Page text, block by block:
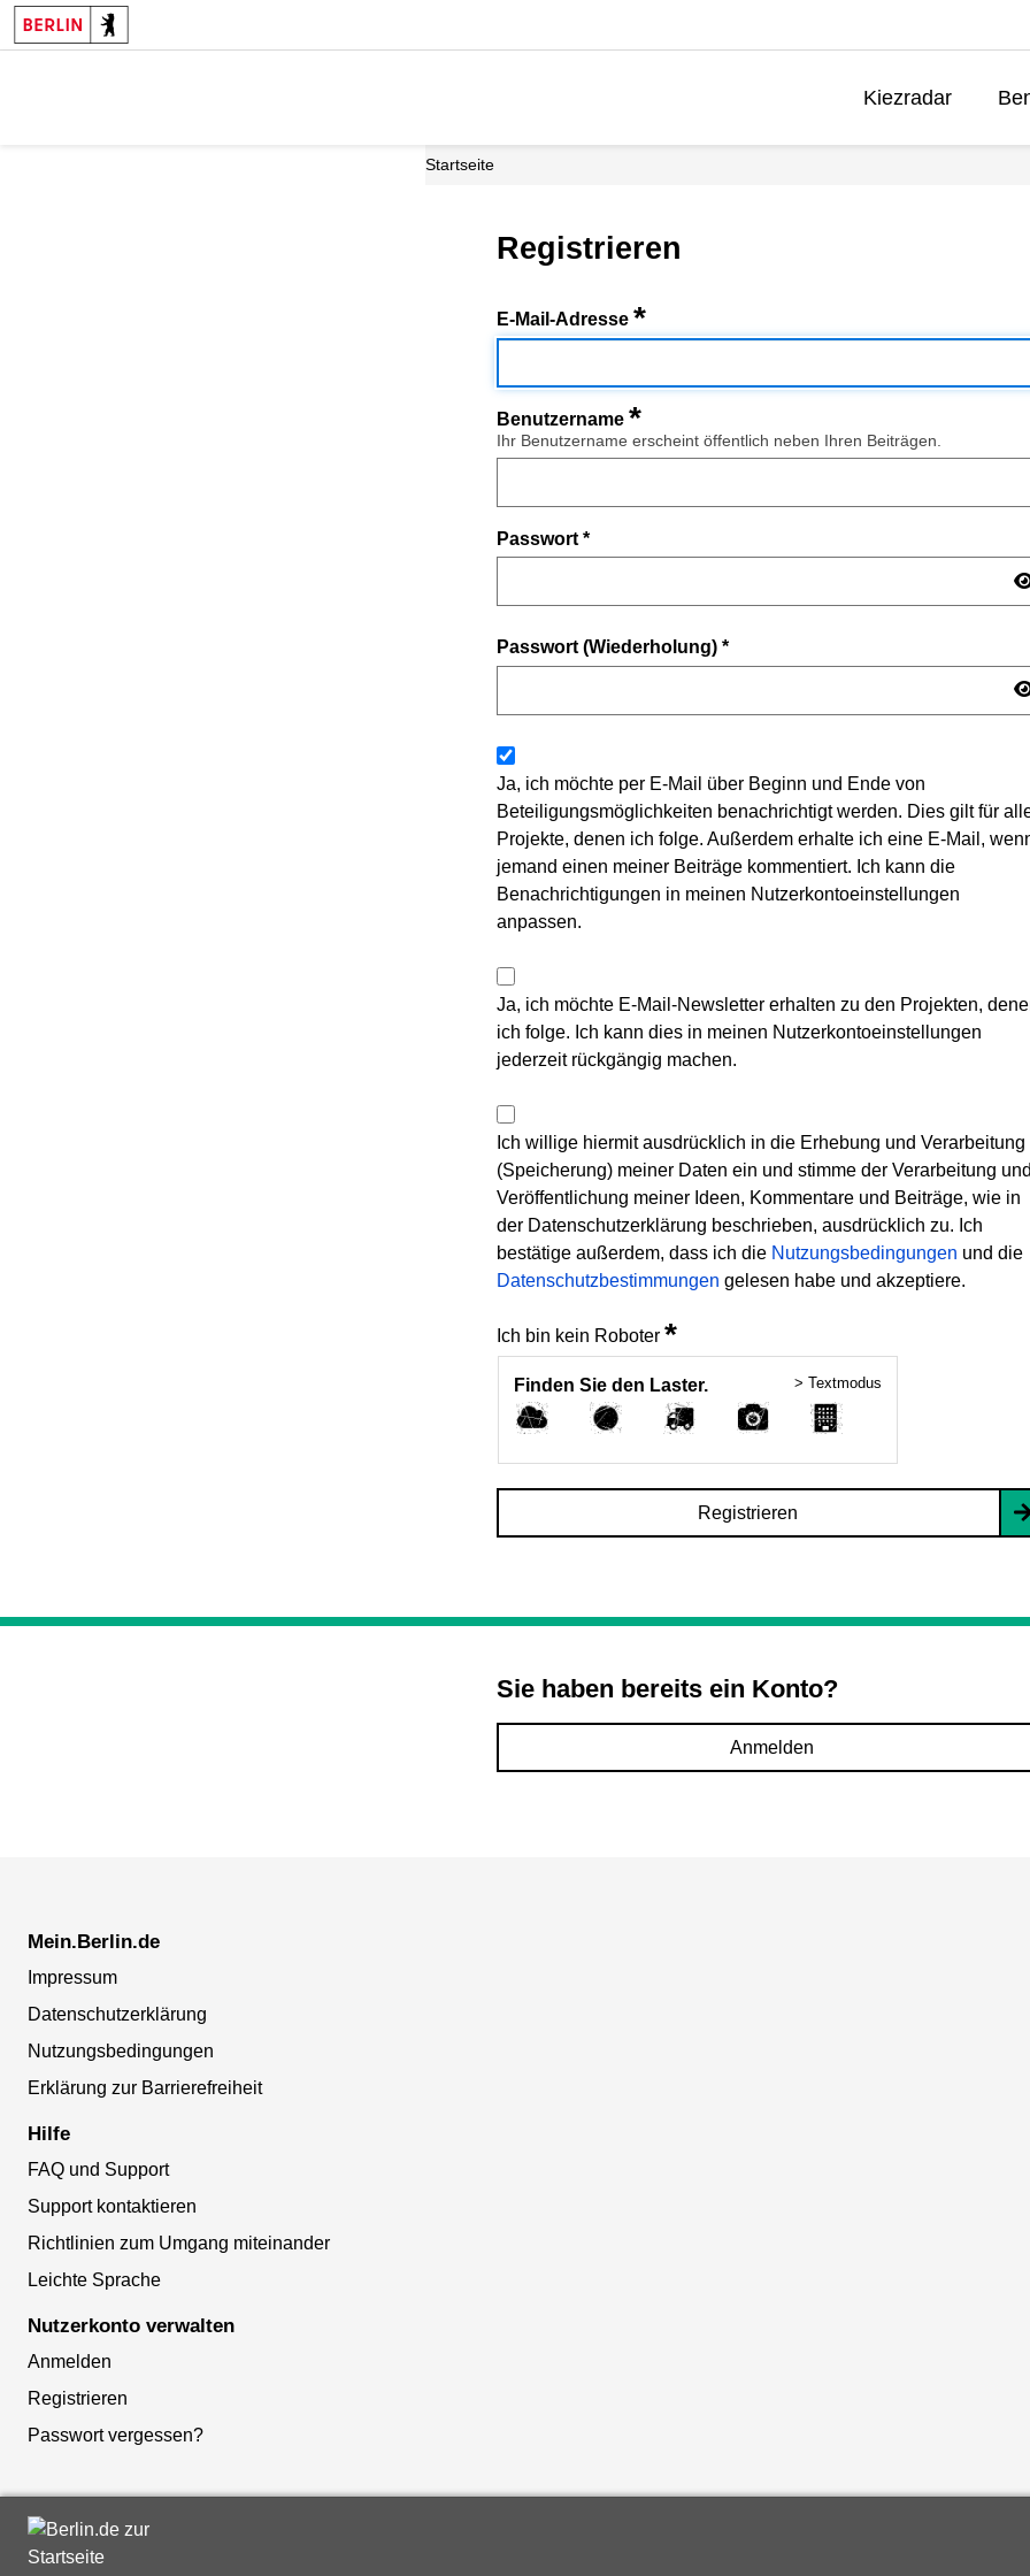
Kiezradar
Startseite
Registrieren
E-Mail-Adresse *
Benutzername *
Ihr Benutzername erscheint öffentlich neben Ihren Beiträgen.
Passwort *
Passwort (Wiederholung) *
Ja, ich möchte per E-Mail über Beginn und Ende von
Beteiligungsmöglichkeiten benachrichtigt werden. Dies gilt für
Projekte, denen ich folge. Außerdem erhalte ich eine E-Mail,
jemand einen meiner Beiträge kommentiert. Ich kann die
Benachrichtigungen in meinen Nutzerkontoeinstellungen
anpassen.
Ja, ich möchte E-Mail-Newsletter erhalten zu den Projekten,
ich folge. Ich kann dies in meinen Nutzerkontoeinstellungen
jederzeit rückgängig machen.
Ich willige hiermit ausdrücklich in die Erhebung und Verarbeitung
(Speicherung) meiner Daten ein und stimme der Verarbeitung und
Veröffentlichung meiner Ideen, Kommentare und Beiträge, wie in
der Datenschutzerklärung beschrieben, ausdrücklich zu. Ich
bestätige außerdem, dass ich die Nutzungsbedingungen und die
Datenschutzbestimmungen gelesen habe und akzeptiere.
Ich bin kein Roboter *
Finden Sie den Laster. > Textmodus
Registrieren
Sie haben bereits ein Konto?
Anmelden
Mein.Berlin.de
Impressum
Datenschutzerklärung
Nutzungsbedingungen
Erklärung zur Barrierefreiheit
Hilfe
FAQ und Support
Support kontaktieren
Richtlinien zum Umgang miteinander
Leichte Sprache
Nutzerkonto verwalten
Anmelden
Registrieren
Passwort vergessen?